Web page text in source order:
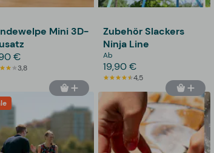
Mini 3D-
€
3,8
Zubehör Slackers
Ninja Line
Ab
19,90 €
4,5